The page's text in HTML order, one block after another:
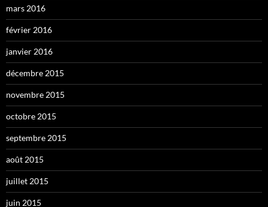
mars 2016
février 2016
janvier 2016
décembre 2015
novembre 2015
octobre 2015
septembre 2015
août 2015
juillet 2015
juin 2015